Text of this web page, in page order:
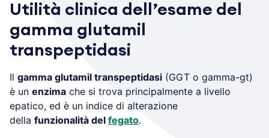
Utilità clinica dell’esame del
gamma glutamil
transpeptidasi
Il gamma glutamil transpeptidasi (GGT o gamma-gt)
è un enzima che si trova principalmente a livello
epatico, ed è un indice di alterazione
della funzionalità del fegato.